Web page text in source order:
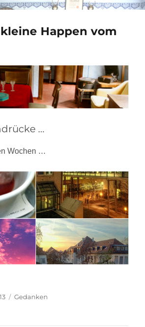
kleine Happen vom
…
Wochen …
Kategorien
Gedanken